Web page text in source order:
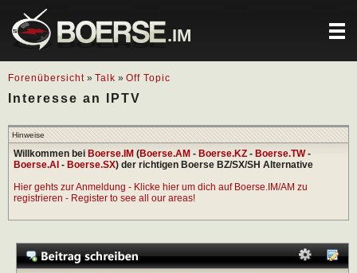
.IM
Forenübersicht » Talk » Off Topic
Interesse an IPTV
Hinweise
Willkommen bei Boerse.IM (Boerse.AM - Boerse.KZ - Boerse.TW-
Boerse.AI - Boerse.SX) der richtigen Boerse BZ/SX/SH Alternative
Hier gehts zur Anmeldung - Klicke hier um dich auf Boerse.IM/AM zu
registrieren - Register to see all our areas!